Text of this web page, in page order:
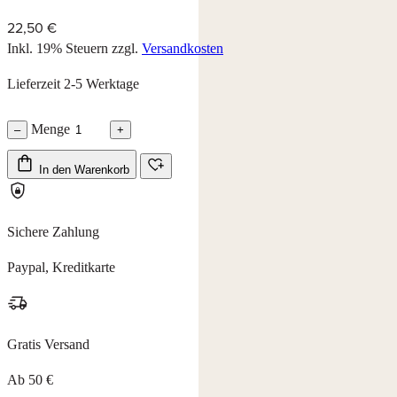
22,50 €
Inkl. 19% Steuern zzgl. Versandkosten
Lieferzeit 2-5 Werktage
– Menge +
In den Warenkorb
Sichere Zahlung
Paypal, Kreditkarte
Gratis Versand
Ab 50 €